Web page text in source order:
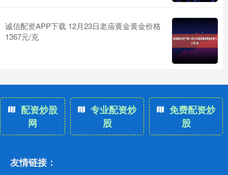
诚信配资APP下载 12月23日老庙黄金黄金价格
1367元/克
配资炒股
网
专业配资炒
股
免费配资炒
股
友情链接：